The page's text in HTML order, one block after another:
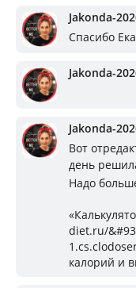
Jakonda-
Спасибо
Jakonda-
Jakonda-
Вот
день
Надо
diet.ru/
калорий и